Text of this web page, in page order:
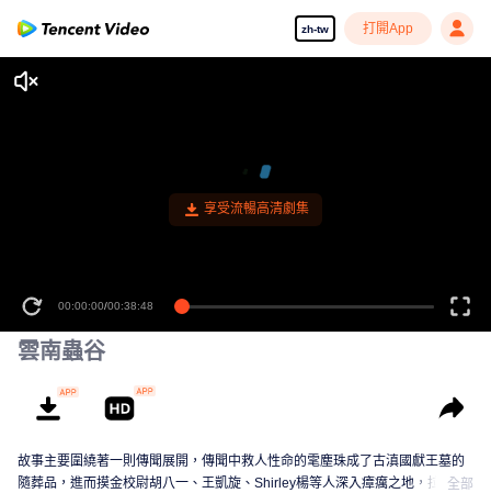
zh-tw 打開App
享受流暢高清劇集
00:00:00/00:38:48
雲南蟲谷
故事主要圍繞著一則傳聞展開，傳聞中救人性命的雮塵珠成了古滇國獻王墓的
隨葬品，進而摸金校尉胡八一、王凱旋、Shirley楊等人深入瘴癘之地，拉開古
全部